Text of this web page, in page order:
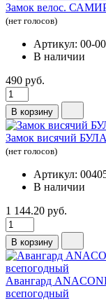
Замок велос.
(нет голосов)
Артикул: 00-
В наличии
490 руб.
В корзину
Замок висячий
(нет голосов)
Артикул:
В наличии
1 144.20 руб.
В корзину
Авангард
всепогодный